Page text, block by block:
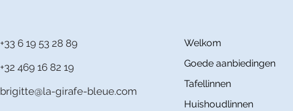
+33 6 19 53 28 89
+32 469 16 82 19
brigitte@la-girafe-bleue.com
Welkom
Goede aanbiedingen
Tafellinnen
Huishoudlinnen